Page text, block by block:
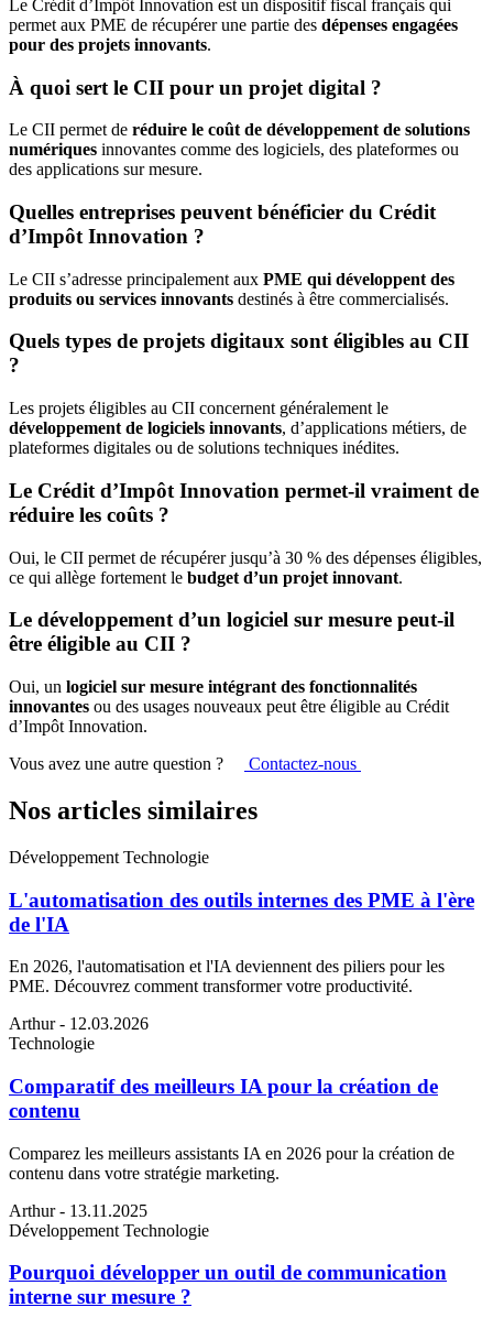
Le Crédit d’Impôt Innovation est un dispositif fiscal français qui
permet aux PME de récupérer une partie des dépenses engagées
pour des projets innovants.
À quoi sert le CII pour un projet digital ?
Le CII permet de réduire le coût de développement de solutions
numériques innovantes comme des logiciels, des plateformes ou
des applications sur mesure.
Quelles entreprises peuvent bénéficier du Crédit
d’Impôt Innovation ?
Le CII s’adresse principalement aux PME qui développent des
produits ou services innovants destinés à être commercialisés.
Quels types de projets digitaux sont éligibles au CII
?
Les projets éligibles au CII concernent généralement le
développement de logiciels innovants, d’applications métiers, de
plateformes digitales ou de solutions techniques inédites.
Le Crédit d’Impôt Innovation permet-il vraiment de
réduire les coûts ?
Oui, le CII permet de récupérer jusqu’à 30 % des dépenses éligibles,
ce qui allège fortement le budget d’un projet innovant.
Le développement d’un logiciel sur mesure peut-il
être éligible au CII ?
Oui, un logiciel sur mesure intégrant des fonctionnalités
innovantes ou des usages nouveaux peut être éligible au Crédit
d’Impôt Innovation.
Vous avez une autre question ?
Contactez-nous
Nos articles similaires
Développement Technologie
L'automatisation des outils internes des PME à l'ère
de l'IA
En 2026, l'automatisation et l'IA deviennent des piliers pour les
PME. Découvrez comment transformer votre productivité.
Arthur- 12.03.2026
Technologie
Comparatif des meilleurs IA pour la création de
contenu
Comparez les meilleurs assistants IA en 2026 pour la création de
contenu dans votre stratégie marketing.
Arthur- 13.11.2025
Développement Technologie
Pourquoi développer un outil de communication
interne sur mesure ?